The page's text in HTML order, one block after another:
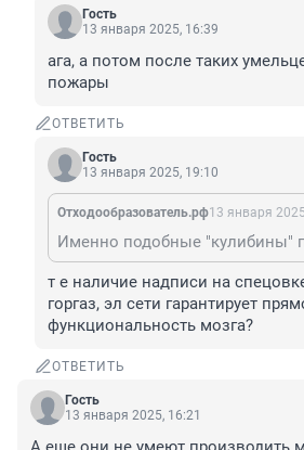
Гость
13 января 2025, 16:39
ага, а потом после таких
пожары
ОТВЕТИТЬ
Гость
13 января 2025, 19:10
Отходообразователь.рф13 января
т е наличие надписи на
горгаз, эл сети гарантирует
функциональность мозга?
ОТВЕТИТЬ
Гость
13 января 2025, 16:21